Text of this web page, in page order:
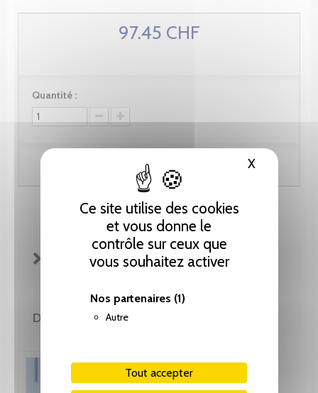
Ce site utilise des cookies
et vous donne le
contrôle sur ceux que
vous souhaitez activer
Nos partenaires (1)
Autre
Tout accepter
XMasquer
97.45 CHF
Quantité :
Ajouter au panier
FICHE TECHNIQUE
DE LA MÊME COLLECTION